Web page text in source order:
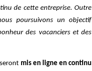
de cette entreprise. Outre
poursuivons un objectif
des vacanciers et des
mis en ligne en continu